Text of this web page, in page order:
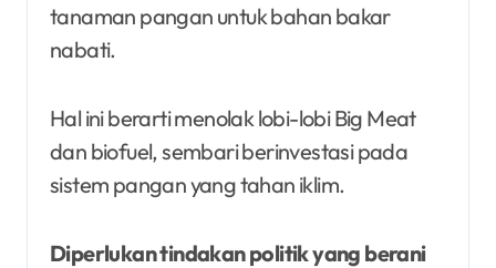
tanaman pangan untuk bahan bakar
nabati.
Hal ini berarti menolak lobi-lobi Big Meat
dan biofuel, sembari berinvestasi pada
sistem pangan yang tahan iklim.
Diperlukan tindakan politik yang berani